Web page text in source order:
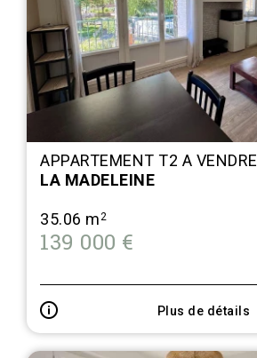
APPARTEMENT T2 A VENDRE
LA MADELEINE
35.06 m2
139 000 €
Plus de détails